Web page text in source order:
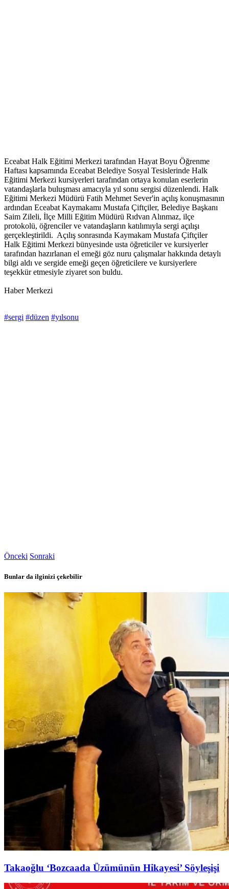
Eceabat Halk Eğitimi Merkezi tarafından Hayat Boyu Öğrenme
Haftası kapsamında Eceabat Belediye Sosyal Tesislerinde Halk
Eğitimi Merkezi kursiyerleri tarafından ortaya konulan eserlerin
vatandaşlarla buluşması amacıyla yıl sonu sergisi düzenlendi. Halk
Eğitimi Merkezi Müdürü Fatih Mehmet Sever'in açılış konuşmasının
ardından Eceabat Kaymakamı Mustafa Çiftçiler, Belediye Başkanı
Saim Zileli, İlçe Milli Eğitim Müdürü Rıdvan Alınmaz, ilçe
protokolü, öğrenciler ve vatandaşların katılımıyla sergi açılışı
gerçekleştirildi. Açılış sonrasında Kaymakam Mustafa Çiftçiler
Halk Eğitimi Merkezi bünyesinde usta öğreticiler ve kursiyerler
tarafından hazırlanan el emeği göz nuru çalışmalar hakkında detaylı
bilgi aldı ve sergide emeği geçen öğreticilere ve kursiyerlere
teşekkür etmesiyle ziyaret son buldu.
Haber Merkezi
#sergi #düzen #yılsonu
Önceki Sonraki
Bunlar da ilginizi çekebilir
Takaoğlu ‘Bozcaada Üzümünün Hikayesi’ Söyleşişi